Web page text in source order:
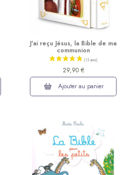
J'ai reçu Jésus, la Bible de ma
communion
29,90 €
Ajouter au panier